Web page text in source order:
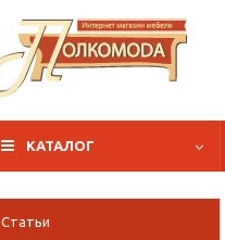
КАТАЛОГ
Статьи